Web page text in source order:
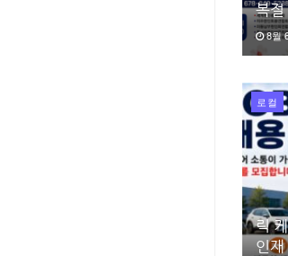
복절
8월
로컬
릭
인재